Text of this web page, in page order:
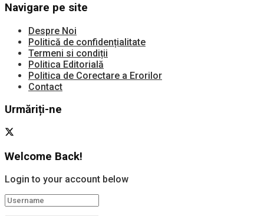
Navigare pe site
Despre Noi
Politică de confidențialitate
Termeni si condiții
Politica Editorială
Politica de Corectare a Erorilor
Contact
Urmăriți-ne
Welcome Back!
Login to your account below